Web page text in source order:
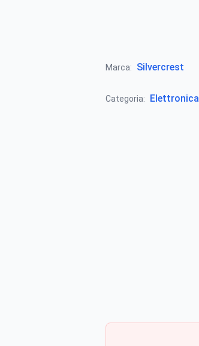
Marca: Silvercrest
Categoria: